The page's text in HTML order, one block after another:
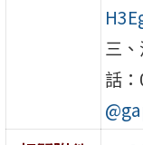
三
話